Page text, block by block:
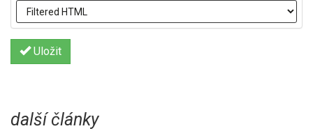
Uložit
další články